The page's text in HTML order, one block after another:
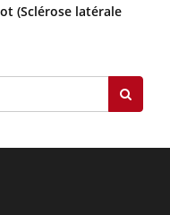
(Sclérose latérale